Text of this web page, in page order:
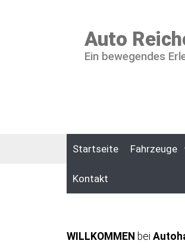
Auto
Ein bewegendes
Startseite Fahrzeuge
Kontakt
WILLKOMMEN bei